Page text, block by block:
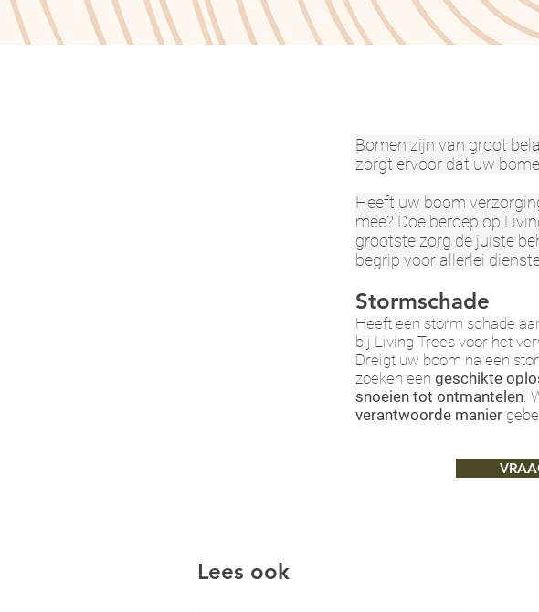
Bomen zijn van groot
zorgt ervoor dat uw
Heeft uw boom
mee? Doe beroep op
grootste zorg de juiste
begrip voor allerlei
Stormschade
Heeft een storm schade
bij Living Trees voor het
Dreigt uw boom na een
zoeken een geschikte
snoeien tot ontmantelen.
verantwoorde manier
Lees ook